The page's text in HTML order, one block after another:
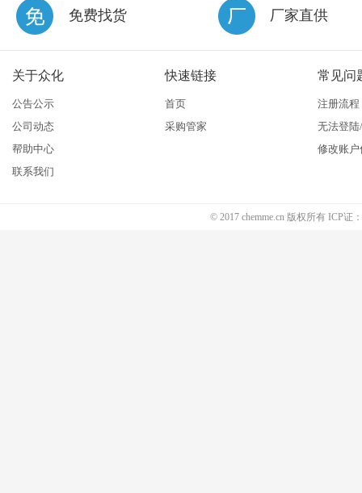
免费找货 厂家直供
关于众化
公告公示
公司动态
帮助中心
联系我们
快速链接
首页
采购管家
常见问
注册流程
无法登
修改账户
© 2017 chemme.cn 版权所有 ICP证：